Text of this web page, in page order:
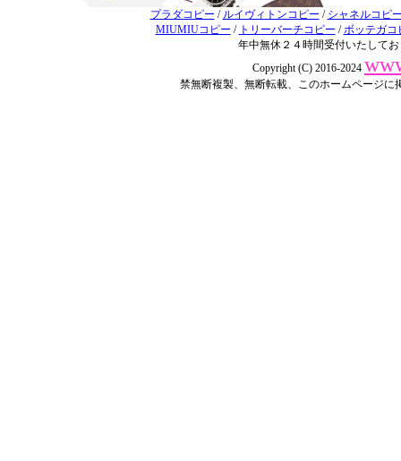
プラダコピー / ルイヴィトンコピー / シャネルコピ
MIUMIUコピー / トリーバーチコピー /ボッテガコ
年中無休２４時間受付いたして
Copyright (C) 2016-2024
禁無断複製、無断転載、このホームページ